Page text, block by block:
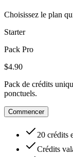
Choisissez le plan
Starter
Pack Pro
$4.90
Pack de crédits
ponctuels.
Commencer
20 crédits
Crédits